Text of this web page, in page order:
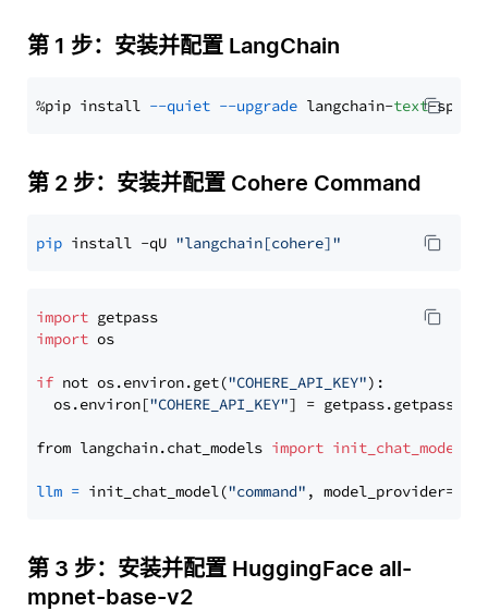
第 1 步：安装并配置 LangChain
%pip install --quiet --upgrade langchain-text
第 2 步：安装并配置 Cohere Command
pip install -qU "langchain[cohere]"
import
import os
if not os.environ.get("COHERE_API_KEY"):
  os.environ[
"COHERE_API_KEY"] = getpass.getpass(
from langchain.chat_models import init_chat_model
llm = init_chat_model("command" , model_provider=
第 3 步：安装并配置 HuggingFace all-
mpnet-base-v2